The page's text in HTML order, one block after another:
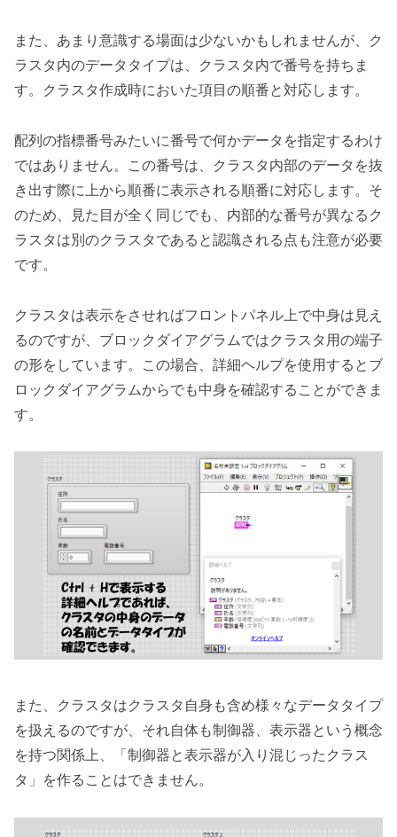
また、あまり意識する場面は少ないかもしれませんが、ク
ラスタ内のデータタイプは、クラスタ内で番号を持ちま
す。クラスタ作成時においた項目の順番と対応します。
配列の指標番号みたいに番号で何かデータを指定するわけ
ではありません。この番号は、クラスタ内部のデータを抜
き出す際に上から順番に表示される順番に対応します。そ
のため、見た目が全く同じでも、内部的な番号が異なるク
ラスタは別のクラスタであると認識される点も注意が必要
です。
クラスタは表示をさせればフロントパネル上で中身は見え
るのですが、ブロックダイアグラムではクラスタ用の端子
の形をしています。この場合、詳細ヘルプを使用するとブ
ロックダイアグラムからでも中身を確認することができま
す。
また、クラスタはクラスタ自身も含め様々なデータタイプ
を扱えるのですが、それ自体も制御器、表示器という概念
を持つ関係上、「制御器と表示器が入り混じったクラス
タ」を作ることはできません。